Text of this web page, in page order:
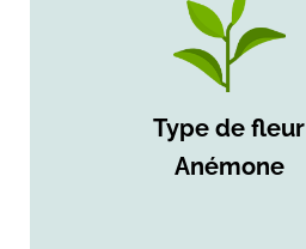
Type de fleur
Anémone